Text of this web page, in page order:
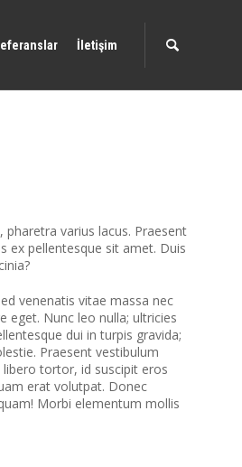
İletişim
pharetra varius lacus. Praesent
ex pellentesque sit amet. Duis
venenatis vitae massa nec
eget. Nunc leo nulla; ultricies
dui in turpis gravida;
Praesent vestibulum
tortor, id suscipit eros
erat volutpat. Donec
Morbi elementum mollis